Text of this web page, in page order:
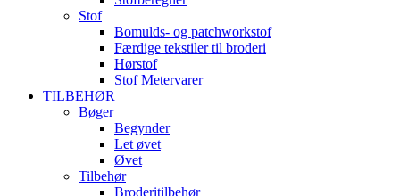
Stof
Bomulds- og patchworkstof
Færdige tekstiler til broderi
Hørstof
Stof Metervarer
TILBEHØR
Bøger
Begynder
Let øvet
Øvet
Tilbehør
Broderitilbehør